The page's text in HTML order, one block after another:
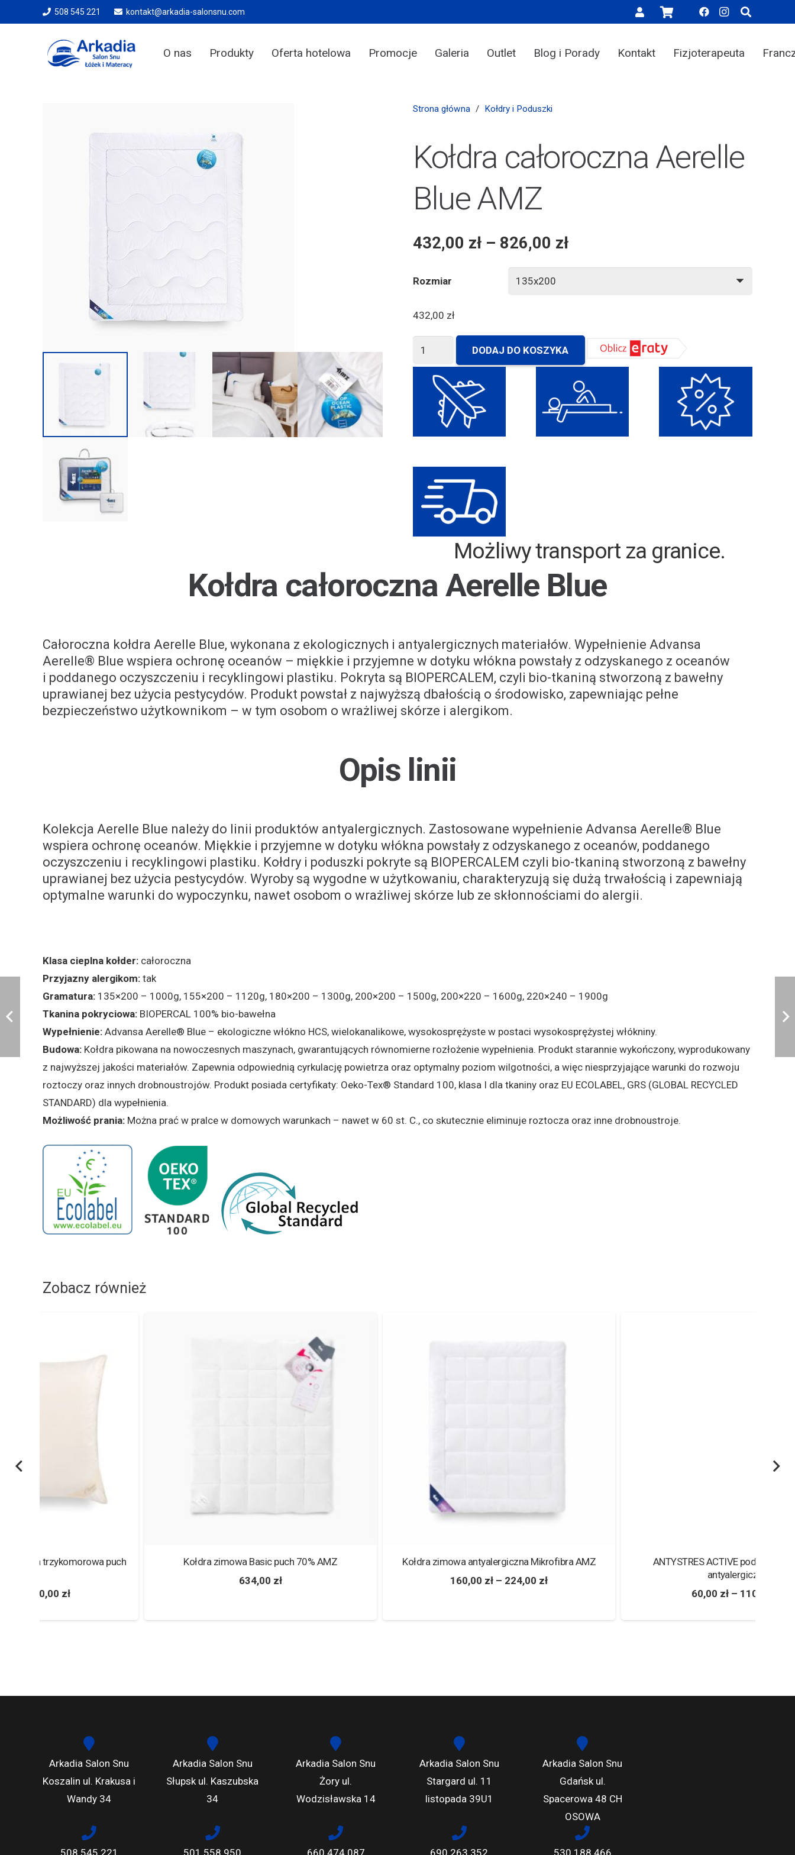
508 545 221 kontakt@arkadia-salonsnu.com
O nas Produkty Oferta hotelowa Promocje Galeria Outlet Blog i Porady Kontakt Fizjoterapeuta
Strona główna / Kołdry i Poduszki
Kołdra całoroczna Aerelle
Blue AMZ
432,00 zł– 826,00 zł
Rozmiar
432,00 zł
ilość
całoroczna
Aerelle
DODAJ DO KOSZYKA
Możliwy transport za granice.
Kołdra całoroczna Aerelle Blue
Całoroczna kołdra Aerelle Blue, wykonana z ekologicznych i antyalergicznych materiałów. Wypełnienie Advansa
Aerelle® Blue wspiera ochronę oceanów – miękkie i przyjemne w dotyku włókna powstały z odzyskanego z oceanów
i poddanego oczyszczeniu i recyklingowi plastiku. Pokryta są BIOPERCALEM, czyli bio-tkaniną stworzoną z bawełny
uprawianej bez użycia pestycydów. Produkt powstał z najwyższą dbałością o środowisko, zapewniając pełne
bezpieczeństwo użytkownikom – w tym osobom o wrażliwej skórze i alergikom.
Opis linii
Kolekcja Aerelle Blue należy do linii produktów antyalergicznych. Zastosowane wypełnienie Advansa Aerelle® Blue
wspiera ochronę oceanów. Miękkie i przyjemne w dotyku włókna powstały z odzyskanego z oceanów, poddanego
oczyszczeniu i recyklingowi plastiku. Kołdry i poduszki pokryte są BIOPERCALEM czyli bio-tkaniną stworzoną z bawełny
uprawianej bez użycia pestycydów. Wyroby są wygodne w użytkowaniu, charakteryzują się dużą trwałością i zapewniają
optymalne warunki do wypoczynku, nawet osobom o wrażliwej skórze lub ze skłonnościami do alergii.
Klasa cieplna kołder: całoroczna
Przyjazny alergikom: tak
Gramatura: 135×200 – 1000g, 155×200 – 1120g, 180×200 – 1300g, 200×200 – 1500g, 200×220 – 1600g, 220×240 – 1900g
Tkanina pokryciowa: BIOPERCAL 100% bio-bawełna
Wypełnienie: Advansa Aerelle® Blue – ekologiczne włókno HCS, wielokanalikowe, wysokosprężyste w postaci wysokosprężystej włókniny.
Budowa: Kołdra pikowana na nowoczesnych maszynach, gwarantujących równomierne rozłożenie wypełnienia. Produkt starannie wykończony, wyprodukowany
z najwyższej jakości materiałów. Zapewnia odpowiednią cyrkulację powietrza oraz optymalny poziom wilgotności, a więc niesprzyjające warunki do rozwoju
roztoczy oraz innych drobnoustrojów. Produkt posiada certyfikaty: Oeko-Tex® Standard 100, klasa I dla tkaniny oraz EU ECOLABEL, GRS (GLOBAL RECYCLED
STANDARD) dla wypełnienia.
Możliwość prania: Można prać w pralce w domowych warunkach – nawet w 60 st. C., co skutecznie eliminuje roztocza oraz inne drobnoustroje.
Zobacz również
Kołdra zimowa Basic puch 70% AMZ
Kołdra zimowa antyalergiczna Mikrofibra AMZ
ANTYSTRES ACTIVE poduszka pikowana
Arkadia Salon Snu
Koszalin ul. Krakusa i
Wandy 34
Arkadia Salon Snu
Słupsk ul. Kaszubska
34
Arkadia Salon Snu
Żory ul.
Wodzisławska 14
Arkadia Salon Snu
Stargard ul. 11
listopada 39U1
Arkadia Salon Snu
Gdańsk ul.
Spacerowa 48 CH
OSOWA
508 545 221 501 558 950 660 474 087 690 263 352 530 188 466